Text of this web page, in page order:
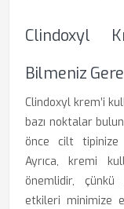
Clindoxyl
Bilmeniz
Clindoxyl krem’i
bazı noktalar
önce cilt tipinize
Ayrıca, kremi
önemlidir, çünkü
etkileri minimize